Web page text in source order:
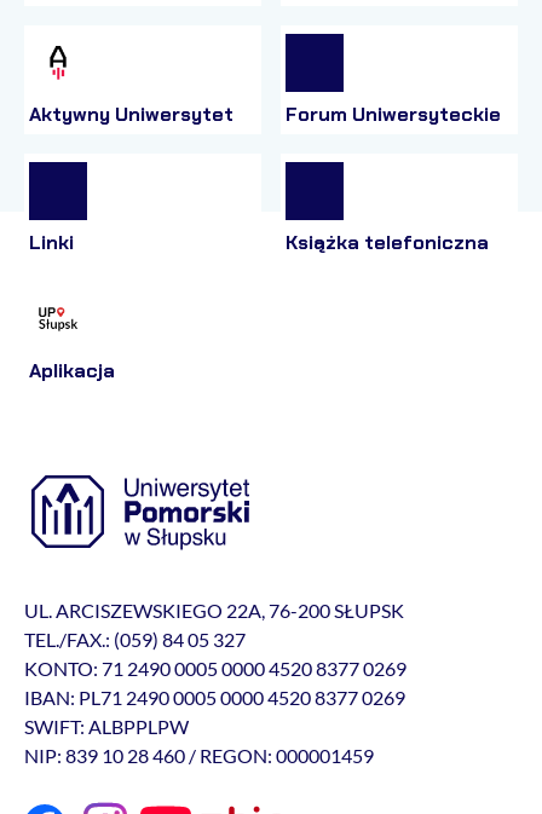
Aktywny Uniwersytet Forum Uniwersyteckie
Linki Książka telefoniczna
Aplikacja
UL. ARCISZEWSKIEGO 22A, 76-200 SŁUPSK
TEL./FAX.: (059) 84 05 327
KONTO: 71 2490 0005 0000 4520 8377 0269
IBAN: PL71 2490 0005 0000 4520 8377 0269
SWIFT: ALBPPLPW
NIP: 839 10 28 460 / REGON: 000001459